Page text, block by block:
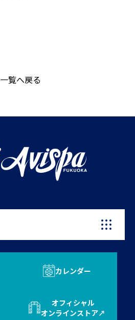
一覧へ戻る
カレンダー
オフィシャル
オンラインストア